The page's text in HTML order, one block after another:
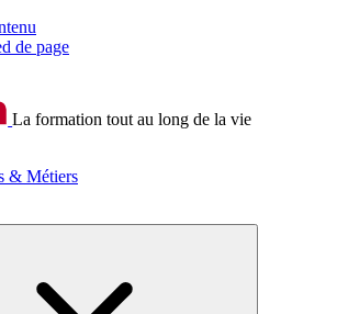
de page
La formation tout au long de la vie
& Métiers